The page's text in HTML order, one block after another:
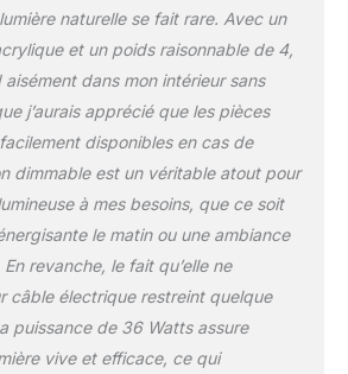
naturelle se fait rare. Avec un
et un poids raisonnable de 4,
aisément dans mon intérieur sans
j’aurais apprécié que les pièces
disponibles en cas de
dimmable est un véritable atout pour
à mes besoins, que ce soit
le matin ou une ambiance
revanche, le fait qu’elle ne
câble électrique restreint quelque
puissance de 36 Watts assure
vive et efficace, ce qui